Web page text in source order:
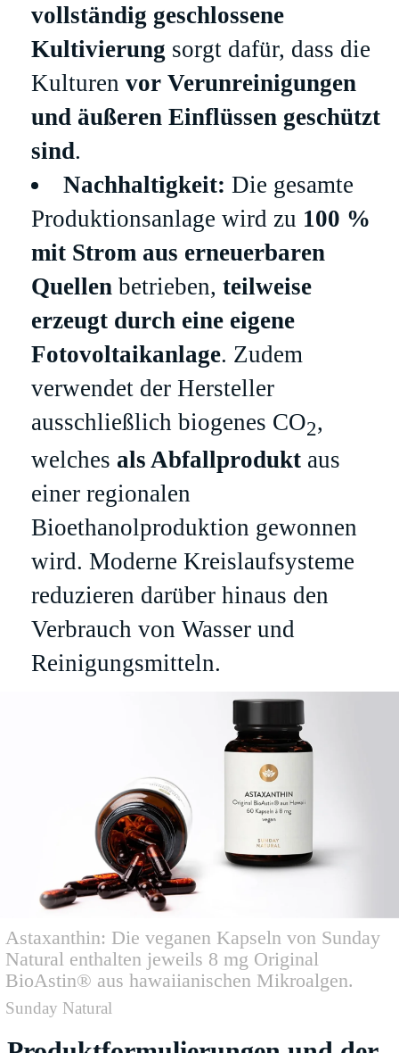
vollständig geschlossene
Kultivierung sorgt dafür, dass die
Kulturenvor Verunreinigungen
und äußeren Einflüssen geschützt
sind.
Nachhaltigkeit: Die gesamte
Produktionsanlage wird zu 100 %
mit Strom aus erneuerbaren
Quellen betrieben,teilweise
erzeugt durch eine eigene
Fotovoltaikanlage. Zudem
verwendet der Hersteller
ausschließlich biogenes CO2,
welches als Abfallprodukt aus
einer regionalen
Bioethanolproduktion gewonnen
wird. Moderne Kreislaufsysteme
reduzieren darüber hinaus den
Verbrauch von Wasser und
Reinigungsmitteln.
Astaxanthin: Die veganen Kapseln von Sunday
Natural enthalten jeweils 8 mg Original
BioAstin® aus hawaiianischen Mikroalgen.
Sunday Natural